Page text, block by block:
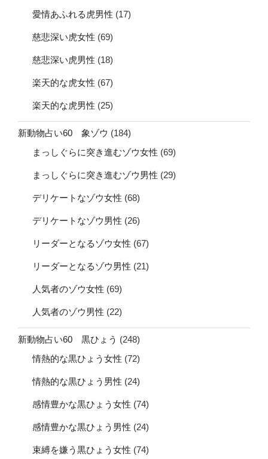
愛情あふれる虎男性 (17)
慈悲深い虎女性 (69)
慈悲深い虎男性 (18)
楽天的な虎女性 (67)
楽天的な虎男性 (25)
新動物占い60 象ゾウ (184)
まっしぐらに突き進むゾウ女性 (69)
まっしぐらに突き進むゾウ男性 (29)
デリケートなゾウ女性 (68)
デリケートなゾウ男性 (26)
リーダーとなるゾウ女性 (67)
リーダーとなるゾウ男性 (21)
人気者のゾウ女性 (69)
人気者のゾウ男性 (22)
新動物占い60 黒ひょう (248)
情熱的な黒ひょう女性 (72)
情熱的な黒ひょう男性 (24)
感情豊かな黒ひょう女性 (74)
感情豊かな黒ひょう男性 (24)
束縛を嫌う黒ひょう女性 (74)